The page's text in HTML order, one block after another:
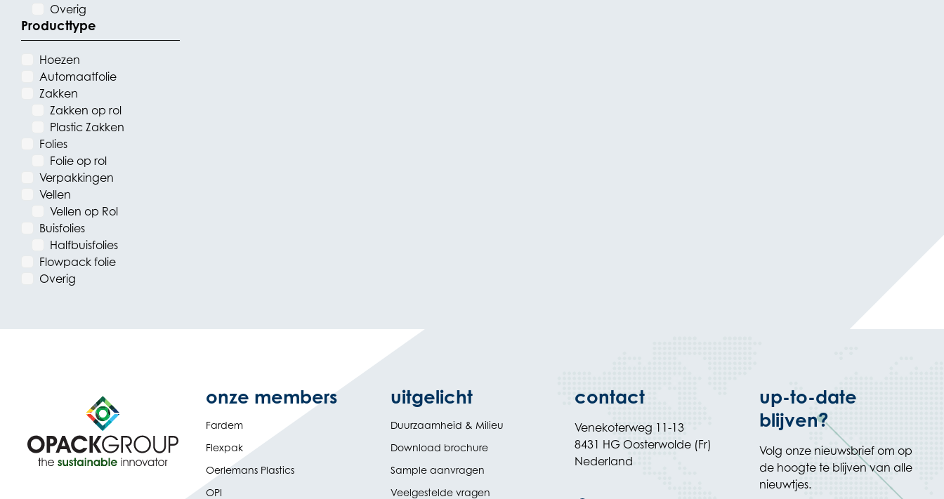
Overig
Producttype
Hoezen
Automaatfolie
Zakken
Zakken op rol
Plastic Zakken
Folies
Folie op rol
Verpakkingen
Vellen
Vellen op Rol
Buisfolies
Halfbuisfolies
Flowpack folie
Overig
onze members
Fardem
Flexpak
Oerlemans Plastics
OPI
uitgelicht
Duurzaamheid & Milieu
Download brochure
Sample aanvragen
Veelgestelde vragen
contact
Venekoterweg 11-13
8431 HG Oosterwolde (Fr)
Nederland
up-to-date
blijven?
Volg onze nieuwsbrief om op
de hoogte te blijven van alle
nieuwtjes.